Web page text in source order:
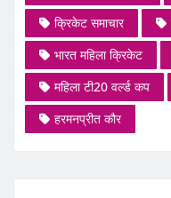
क्रिकेट समाचार
भारत महिला क्रिकेट
महिला टी20 वर्ल्ड कप
हरमनप्रीत कौर